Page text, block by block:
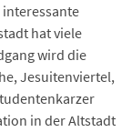
interessante
hat viele
wird die
Jesuitenviertel,
in der Altstadt